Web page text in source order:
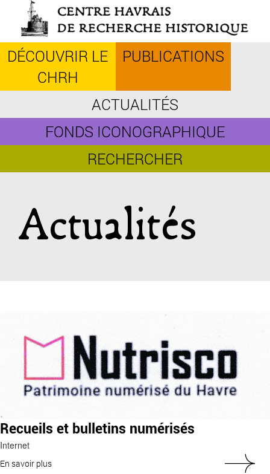
contenu
principal
DÉCOUVRIR LE
CHRH
PUBLICATIONS
ACTUALITÉS
FONDS ICONOGRAPHIQUE
RECHERCHER
Actualités
Recueils et bulletins numérisés
Internet
En savoir plus